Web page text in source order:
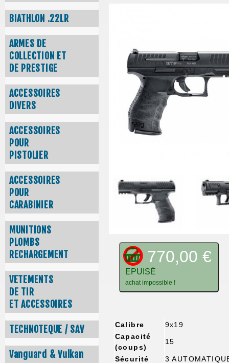
BIATHLON .22LR
ARMES DE
COLLECTION ET
DE PRESTIGE
ACCESSOIRES
DIVERS
ACCESSOIRES
POUR
PISTOLIER
ACCESSOIRES
POUR
CARABINIER
MUNITIONS
PLOMBS
RECHARGEMENT
VETEMENTS
DE TIR
ET ACCESSOIRES
TECHNOTEQUE / SAV
Vanguard & Vulkan
770,00 €
EPUISÉ
achat impossible !
Calibre
9x19
Capacité
(coups)
15
Sécurité 3